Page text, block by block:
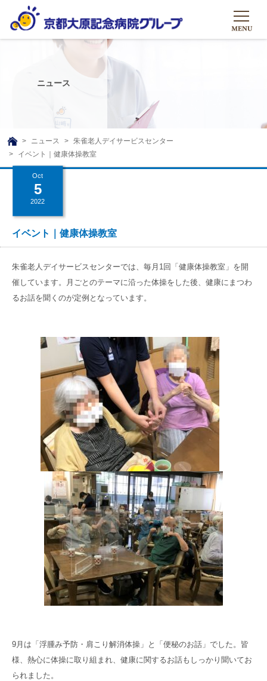
グループについて
グループについて
理事長挨拶
沿革ストーリー
基本的マインド
グループの取り組み
リハビリテーション
訪問サービス
高齢者介護施設
高齢者共生型まちづくり事業
食へのこだわり
大原のこと
メディア
ニュース
広報誌
メディア掲載一覧
公式SNS
SNS運用ポリシー
シャトルバス
友達追加
八瀬大原Ⅰ番館
リクルート
ニュース
TOP
ニュース
朱雀老人デイサービスセンター
イベント｜健康体操教室
Oct
5
2022
イベント｜健康体操教室
朱雀老人デイサービスセンターでは、毎月1回「健康体操教室」を開
催しています。月ごとのテーマに沿った体操をした後、健康にまつわ
るお話を聞くのが定例となっています。
9月は「浮腫み予防・肩こり解消体操」と「便秘のお話」でした。皆
様、熱心に体操に取り組まれ、健康に関するお話もしっかり聞いてお
られました。